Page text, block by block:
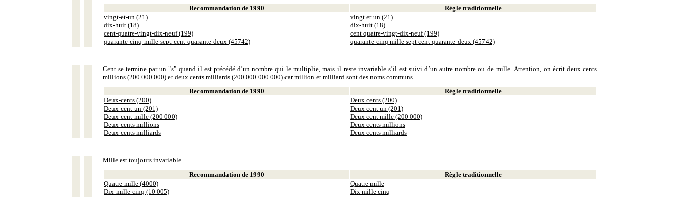
Recommandation de 1990
Règle traditionnelle
vingt-et-un (21)
dix-huit (18)
cent-quatre-vingt-dix-neuf (199)
quarante-cinq-mille-sept-cent-quarante-deux (45742)
vingt et un (21)
dix-huit (18)
cent quatre-vingt-dix-neuf (199)
quarante-cinq mille sept cent quarante-deux (45742)
Cent se termine par un "s" quand il est précédé d’un nombre qui le multiplie, mais il reste invariable s’il est suivi d’un autre nombre ou de mille. Attention, on écrit deux cents
millions (200 000 000) et deux cents milliards (200 000 000 000) car million et milliard sont des noms communs.
Recommandation de 1990
Règle traditionnelle
Deux-cents (200)
Deux-cent-un (201)
Deux-cent-mille (200 000)
Deux-cents millions
Deux-cents milliards
Deux cents (200)
Deux cent un (201)
Deux cent mille (200 000)
Deux cents millions
Deux cents milliards
Mille est toujours invariable.
Recommandation de 1990
Règle traditionnelle
Quatre-mille (4000)
Dix-mille-cinq (10 005)
Quatre mille
Dix mille cinq